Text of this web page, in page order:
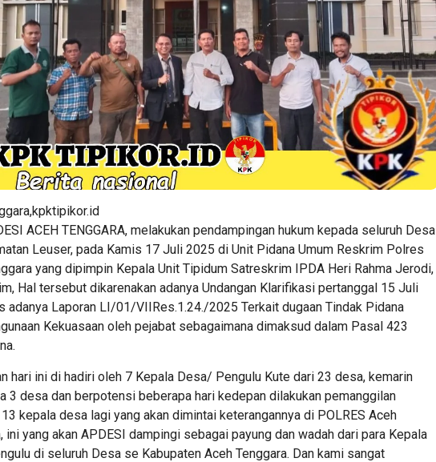
kpktipikor.id
ACEH TENGGARA, melakukan pendampingan hukum kepada seluruh Desa
Leuser, pada Kamis 17 Juli 2025 di Unit Pidana Umum Reskrim Polres
yang dipimpin Kepala Unit Tipidum Satreskrim IPDA Heri Rahma Jerodi,
Hal tersebut dikarenakan adanya Undangan Klarifikasi pertanggal 15 Juli
adanya Laporan LI/01/VIIRes.1.24./2025 Terkait dugaan Tindak Pidana
Kekuasaan oleh pejabat sebagaimana dimaksud dalam Pasal 423
hari ini di hadiri oleh 7 Kepala Desa/ Pengulu Kute dari 23 desa, kemarin
3 desa dan berpotensi beberapa hari kedepan dilakukan pemanggilan
kepala desa lagi yang akan dimintai keterangannya di POLRES Aceh
ini yang akan APDESI dampingi sebagai payung dan wadah dari para Kepala
di seluruh Desa se Kabupaten Aceh Tenggara. Dan kami sangat